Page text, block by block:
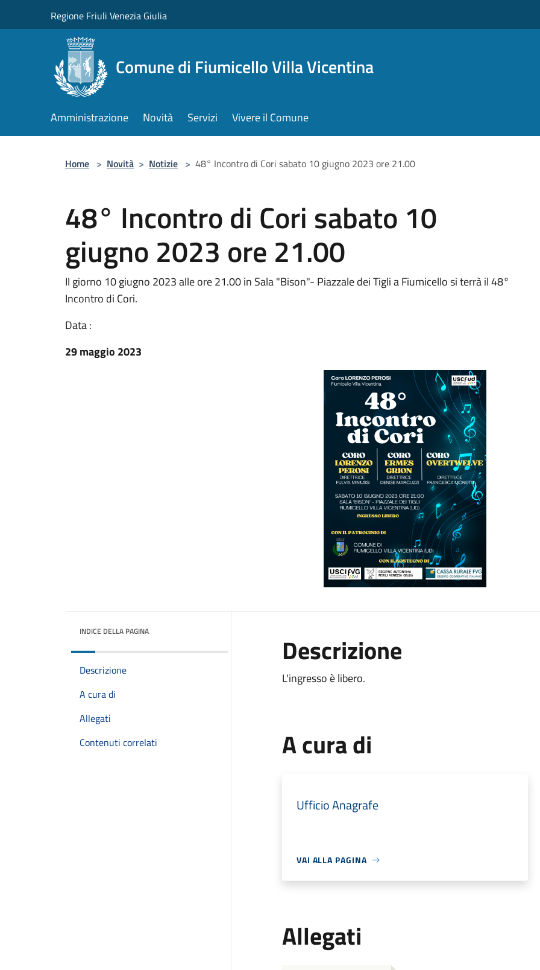
Regione Friuli Venezia Giulia
Comune di Fiumicello Villa Vicentina
Amministrazione Novità Servizi Vivere il Comune
Home > Novità > Notizie > 48° Incontro di Cori sabato 10 giugno 2023 ore 21.00
48° Incontro di Cori sabato 10
giugno 2023 ore 21.00
Il giorno 10 giugno 2023 alle ore 21.00 in Sala "Bison"- Piazzale dei Tigli a Fiumicello si terrà il 48°
Incontro di Cori.
Data :
29 maggio 2023
INDICE DELLA PAGINA
Descrizione
A cura di
Allegati
Contenuti correlati
Descrizione
L'ingresso è libero.
A cura di
Ufficio Anagrafe
VAI ALLA PAGINA
Allegati